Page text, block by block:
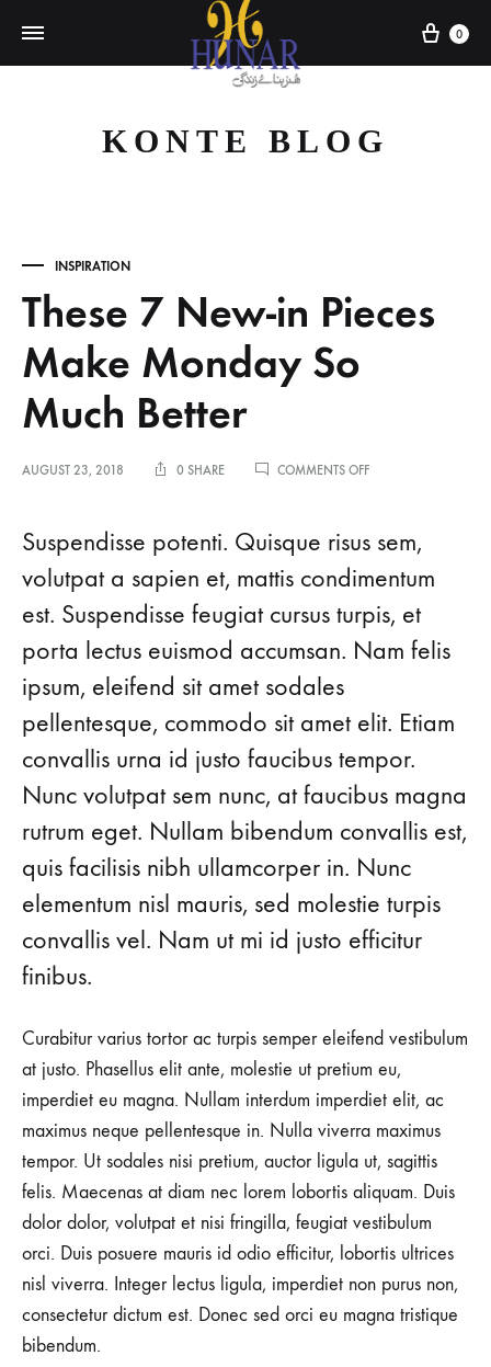
Cart
0
KONTE BLOG
INSPIRATION
These 7 New-in Pieces
Make Monday So
Much Better
AUGUST 23, 2018 0 SHARE COMMENTS OFFON
IN
MAKE
MONDAY
SO
MUCH
Suspendisse potenti. Quisque risus sem,
volutpat a sapien et, mattis condimentum
est. Suspendisse feugiat cursus turpis, et
porta lectus euismod accumsan. Nam felis
ipsum, eleifend sit amet sodales
pellentesque, commodo sit amet elit. Etiam
convallis urna id justo faucibus tempor.
Nunc volutpat sem nunc, at faucibus magna
rutrum eget. Nullam bibendum convallis est,
quis facilisis nibh ullamcorper in. Nunc
elementum nisl mauris, sed molestie turpis
convallis vel. Nam ut mi id justo efficitur
finibus.
Curabitur varius tortor ac turpis semper eleifend vestibulum
at justo. Phasellus elit ante, molestie ut pretium eu,
imperdiet eu magna. Nullam interdum imperdiet elit, ac
maximus neque pellentesque in. Nulla viverra maximus
tempor. Ut sodales nisi pretium, auctor ligula ut, sagittis
felis. Maecenas at diam nec lorem lobortis aliquam. Duis
dolor dolor, volutpat et nisi fringilla, feugiat vestibulum
orci. Duis posuere mauris id odio efficitur, lobortis ultrices
nisl viverra. Integer lectus ligula, imperdiet non purus non,
consectetur dictum est. Donec sed orci eu magna tristique
bibendum.